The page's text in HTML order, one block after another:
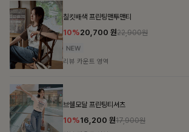
밴스트라이프 스트링원피스
25%35,100 원46,800원
리뷰 카운트 영역